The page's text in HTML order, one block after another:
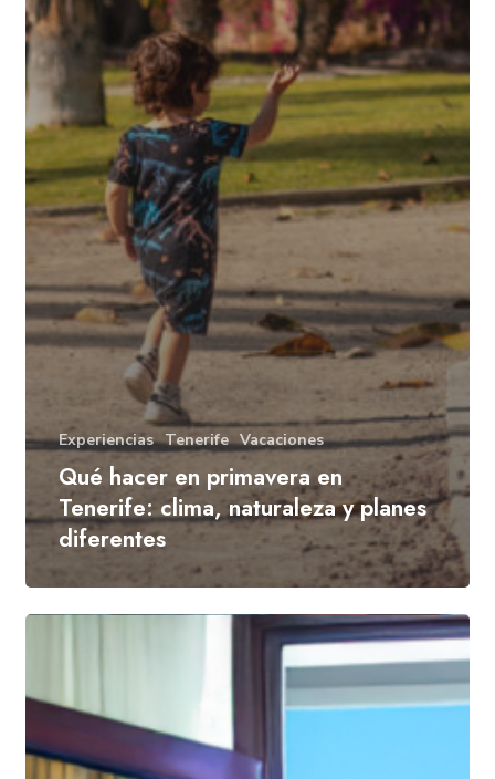
Experiencias Tenerife Vacaciones
Qué hacer en primavera en
Tenerife: clima, naturaleza y planes
diferentes